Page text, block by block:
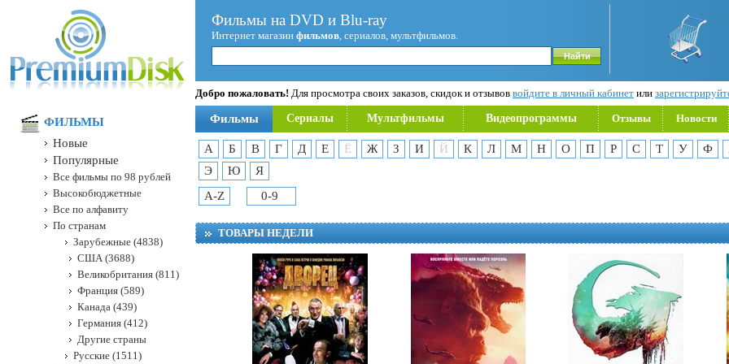
Фильмы на DVD и Blu-ray
Интернет магазин фильмов, сериалов, мультфильмов.
Добро пожаловать! Для просмотра своих заказов, скидок и отзывов войдите в личный кабинет или
Фильмы Сериалы Мультфильмы Видеопрограммы Отзывы Новости
А Б В Г Д Е Ё Ж З И Й К Л М Н О П Р С Т У Ф
Э
Ю
Я
A-Z
0-9
ТОВАРЫ НЕДЕЛИ
ФИЛЬМЫ
Новые
Популярные
Все фильмы по 98 рублей
Высокобюджетные
Все по алфавиту
По странам
Зарубежные (4838)
США (3688)
Великобритания (811)
Франция (589)
Канада (439)
Германия (412)
Другие страны
Русские (1511)